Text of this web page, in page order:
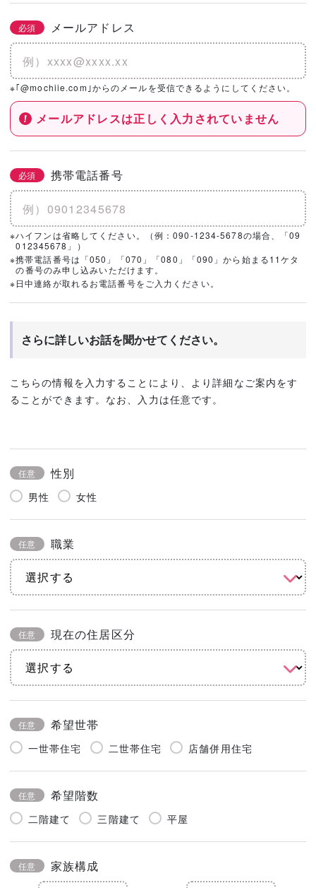
必須 メールアドレス
※｢@mochiie.com｣からのメールを受信できるようにしてください。
メールアドレスは正しく入力されていません
必須 携帯電話番号
※ハイフンは省略してください。（例：090-1234-5678の場合、「09
012345678」）
※携帯電話番号は「050」「070」「080」「090」から始まる11ケタ
の番号のみ申し込みいただけます。
※日中連絡が取れるお電話番号をご入力ください。
さらに詳しいお話を聞かせてください。
こちらの情報を入力することにより、より詳細なご案内をす
ることができます。なお、入力は任意です。
任意 性別
男性 女性
任意 職業
任意 現在の住居区分
任意 希望世帯
一世帯住宅 二世帯住宅 店舗併用住宅
任意 希望階数
二階建て 三階建て 平屋
任意 家族構成